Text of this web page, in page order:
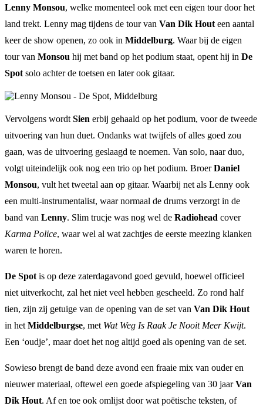
Lenny Monsou, welke momenteel ook met een eigen tour door het
land trekt. Lenny mag tijdens de tour van Van Dik Hout een aantal
keer de show openen, zo ook in Middelburg. Waar bij de eigen
tour van Monsou hij met band op het podium staat, opent hij in De
Spot solo achter de toetsen en later ook gitaar.
Vervolgens wordt Sien erbij gehaald op het podium, voor de tweede
uitvoering van hun duet. Ondanks wat twijfels of alles goed zou
gaan, was de uitvoering geslaagd te noemen. Van solo, naar duo,
volgt uiteindelijk ook nog een trio op het podium. BroerDaniel
Monsou, vult het tweetal aan op gitaar. Waarbij net als Lenny ook
een multi-instrumentalist, waar normaal de drums verzorgt in de
band van Lenny. Slim trucje was nog wel de Radiohead cover
Karma Police, waar wel al wat zachtjes de eerste meezing klanken
waren te horen.
De Spot is op deze zaterdagavond goed gevuld, hoewel officieel
niet uitverkocht, zal het niet veel hebben gescheeld. Zo rond half
tien, zijn zij getuige van de opening van de set van Van Dik Hout
in het Middelburgse, met Wat Weg Is Raak Je Nooit Meer Kwijt.
Een ‘oudje’, maar doet het nog altijd goed als opening van de set.
Sowieso brengt de band deze avond een fraaie mix van ouder en
nieuwer materiaal, oftewel een goede afspiegeling van 30 jaarVan
Dik Hout. Af en toe ook omlijst door wat poëtische teksten, of